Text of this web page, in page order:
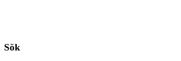
Sök